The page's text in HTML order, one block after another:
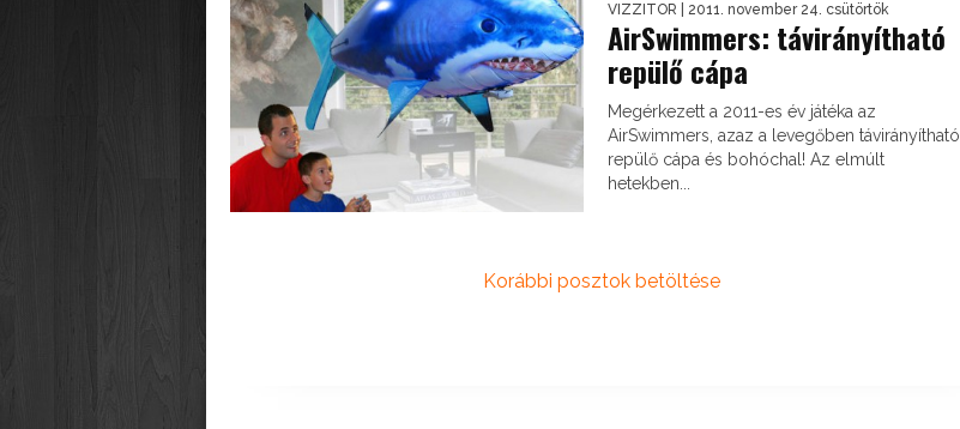
VIZZITOR | 2011. november 24. csütörtök
AirSwimmers: távirányítható
repülő cápa
Megérkezett a 2011-es év játéka az
AirSwimmers, azaz a levegőben távirányítható
repülő cápa és bohóchal! Az elmúlt
hetekben...
Korábbi posztok betöltése